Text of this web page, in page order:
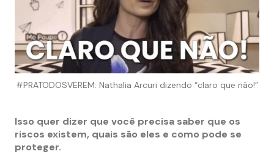
#PRATODOSVEREM: Nathalia Arcuri dizendo “claro que não!”
Isso quer dizer que você precisa saber que os
riscos existem, quais são eles e como pode se
proteger.